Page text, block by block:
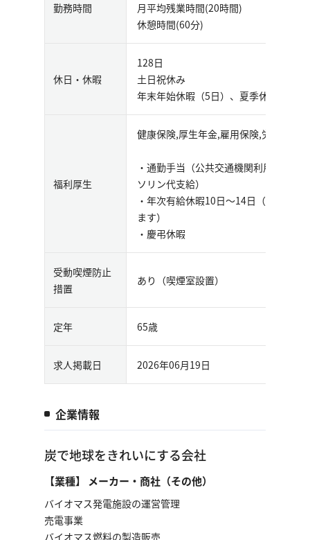
勤務時間
月平均残業時間(20時間)
休憩時間(60分)
休日・休暇
128日
土日祝休み
年末年始休暇（5日）、夏季休暇（3日
福利厚生
健康保険,厚生年金,雇用保険,労災保険
・通勤手当（公共交通機関利用、ま
ソリン代支給）
・年次有給休暇10日～14日（下限日
ます）
・慶弔休暇
受動喫煙防止
措置
あり（喫煙室設置）
定年 65歳
求人掲載日 2026年06月19日
企業情報
炭で地球をきれいにする会社
【業種】 メーカー・商社（その他）
バイオマス発電施設の運営管理
売電事業
バイオマス燃料の製造販売